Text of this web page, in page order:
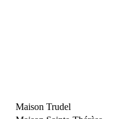
Maison Trudel